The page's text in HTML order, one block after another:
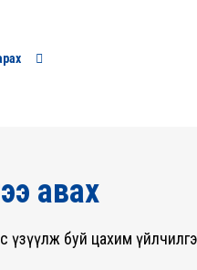
авах
үзүүлж буй цахим